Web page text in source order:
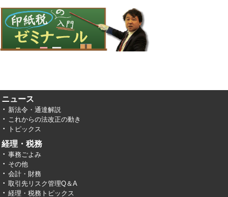
ニュース
新法令・通達解説
これからの法改正の動き
トピックス
経理・税務
事務ごよみ
その他
会計・財務
取引先リスク管理Q＆A
経理・税務トピックス